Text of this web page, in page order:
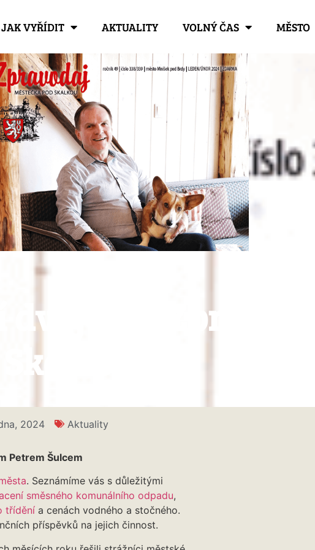
JAK VYŘÍDIT AKTUALITY VOLNÝ ČAS MĚSTO
2024 Aktuality
Petrem Šulcem
. Seznámíme vás s důležitými
směsného komunálního odpadu,
třídění a cenách vodného a stočného.
příspěvků na jejich činnost.